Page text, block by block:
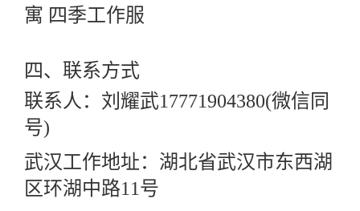
寓 四季工作服
四、 联系方式
联系人：刘耀武17771904380(微信同
号)
武汉工作地址：湖北省武汉市东西湖
区环湖中路11号